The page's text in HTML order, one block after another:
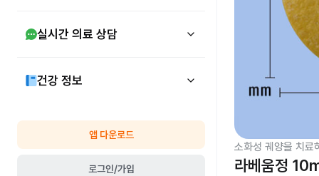
실시간 의료 상담
건강 정보
앱 다운로드
로그인/가입
소화성 궤양을 치료
라베움정